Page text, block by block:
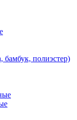
бамбук, полиэстер)